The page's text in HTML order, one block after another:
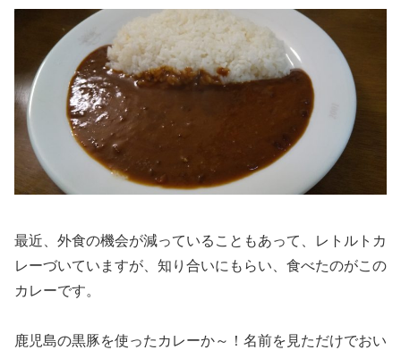
最近、外食の機会が減っていることもあって、レトルトカ
レーづいていますが、知り合いにもらい、食べたのがこの
カレーです。
鹿児島の黒豚を使ったカレーか～！名前を見ただけでおい